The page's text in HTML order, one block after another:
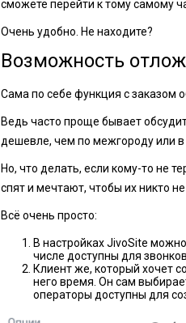
сможете перейти к тому самому
Очень удобно. Не находите?
Возможность
Сама по себе функция с заказом
Ведь часто проще бывает
дешевле, чем по межгороду или в
Но, что делать, если кому-то не
спят и мечтают, чтобы их никто
Всё очень просто:
В настройках JivoSite
числе доступны для
Клиент же, который хочет
него время. Он сам
операторы доступны для